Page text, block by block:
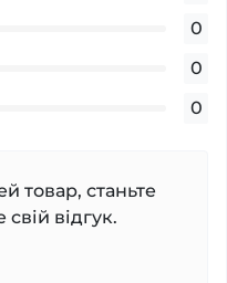
0
0
0
товар, станьте
відгук.